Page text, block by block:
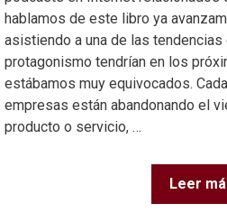
hablamos de este libro ya
asistiendo a una de las
protagonismo tendrían en los
estábamos muy equivocados.
empresas están abandonando el
producto o servicio, …
Leer